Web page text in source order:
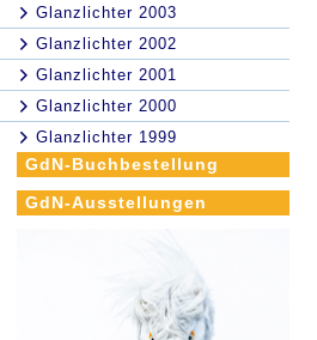
Glanzlichter 2003
Glanzlichter 2002
Glanzlichter 2001
Glanzlichter 2000
Glanzlichter 1999
GdN-Buchbestellung
GdN-Ausstellungen